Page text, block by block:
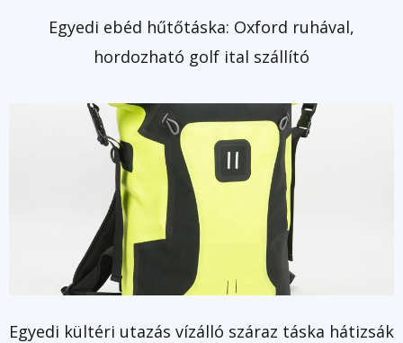
Egyedi ebéd hűtőtáska: Oxford ruhával,
hordozható golf ital szállító
Egyedi kültéri utazás vízálló száraz táska hátizsák